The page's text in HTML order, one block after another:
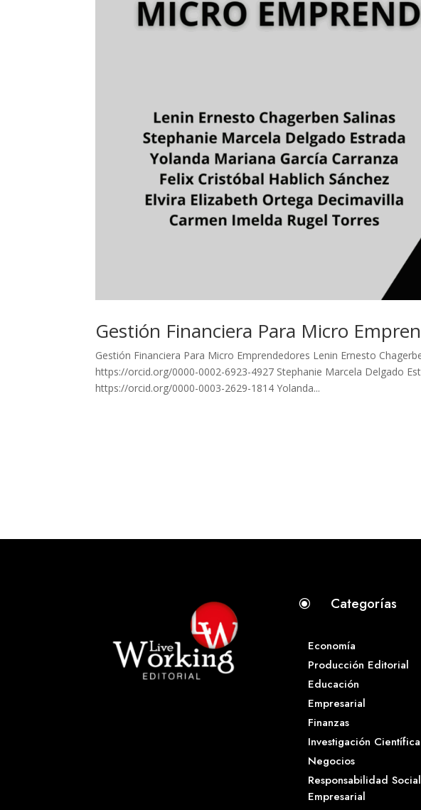
Gestión Financiera Para Micro
Gestión Financiera Para Micro Emprendedores Lenin Ernesto
https://orcid.org/0000-0002-6923-4927 Stephanie Marcela Delgado
https://orcid.org/0000-0003-2629-1814 Yolanda...
\ Categorías
Economía
Producción Editorial
Educación
Empresarial
Finanzas
Investigación Científica
Negocios
Responsabilidad Social
Empresarial